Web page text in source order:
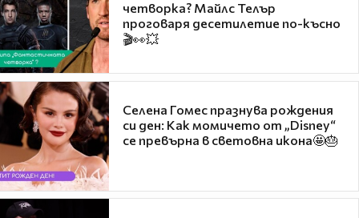
четворка? Майлс Телър
проговаря десетилетие по-късно
🎬👀💥
Селена Гомес празнува рождения
си ден: Как момичето от „Disney“
се превърна в световна икона🤩🎂